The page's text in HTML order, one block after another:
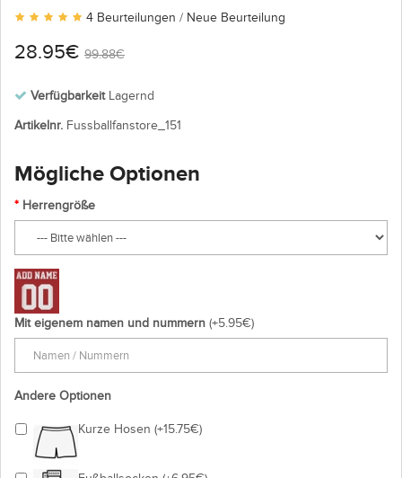
4 Beurteilungen / Neue Beurteilung
28.95€ 99.88€
VerfügbarkeitLagernd
Artikelnr. Fussballfanstore_151
Mögliche Optionen
Herrengröße
Mit eigenem namen und nummern (+5.95€)
Andere Optionen
Kurze Hosen (+15.75€)